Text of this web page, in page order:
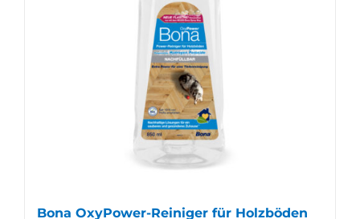
Bona OxyPower-Reiniger für Holzböden